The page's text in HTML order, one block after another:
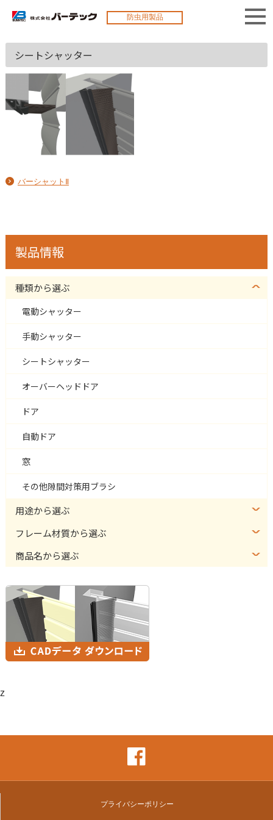
防虫用製品
シートシャッター
バーシャットⅡ
製品情報
種類から選ぶ
電動シャッター
手動シャッター
シートシャッター
オーバーヘッドドア
ドア
自動ドア
窓
その他隙間対策用ブラシ
用途から選ぶ
フレーム材質から選ぶ
商品名から選ぶ
z
プライバシーポリシー